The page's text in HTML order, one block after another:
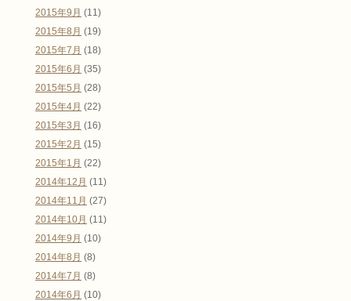
2015年9月 (11)
2015年8月 (19)
2015年7月 (18)
2015年6月 (35)
2015年5月 (28)
2015年4月 (22)
2015年3月 (16)
2015年2月 (15)
2015年1月 (22)
2014年12月 (11)
2014年11月 (27)
2014年10月 (11)
2014年9月 (10)
2014年8月 (8)
2014年7月 (8)
2014年6月 (10)